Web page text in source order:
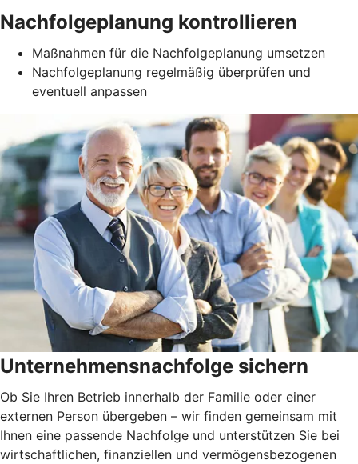
Nachfolgeplanung kontrollieren
Maßnahmen für die Nachfolgeplanung umsetzen
Nachfolgeplanung regelmäßig überprüfen und
eventuell anpassen
Unternehmensnachfolge sichern
Ob Sie Ihren Betrieb innerhalb der Familie oder einer
externen Person übergeben – wir finden gemeinsam mit
Ihnen eine passende Nachfolge und unterstützen Sie bei
wirtschaftlichen, finanziellen und vermögensbezogenen